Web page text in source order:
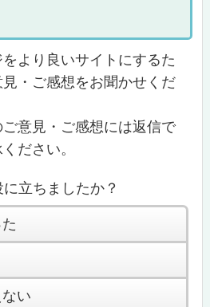
より良いサイトにするた
・ご感想をお聞かせくだ
意見・ご感想には返信で
ださい。
立ちましたか？
い